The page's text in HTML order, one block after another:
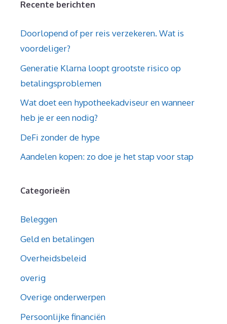
Recente berichten
Doorlopend of per reis verzekeren. Wat is
voordeliger?
Generatie Klarna loopt grootste risico op
betalingsproblemen
Wat doet een hypotheekadviseur en wanneer
heb je er een nodig?
DeFi zonder de hype
Aandelen kopen: zo doe je het stap voor stap
Categorieën
Beleggen
Geld en betalingen
Overheidsbeleid
overig
Overige onderwerpen
Persoonlijke financiën